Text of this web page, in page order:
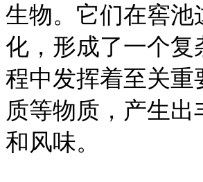
生物。它们在窖
化，形成了一个
程中发挥着至关
质等物质，产生
和风味。